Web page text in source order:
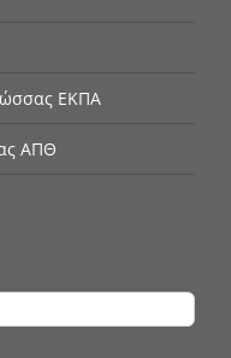
ΕΚΠΑ
ΑΠΘ